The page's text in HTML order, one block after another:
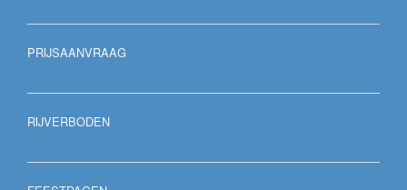
PRIJSAANVRAAG
RIJVERBODEN